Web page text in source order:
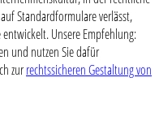
Standardformulare verlässt,
Unsere Empfehlung:
und nutzen Sie dafür
zurrechtssicheren Gestaltung von